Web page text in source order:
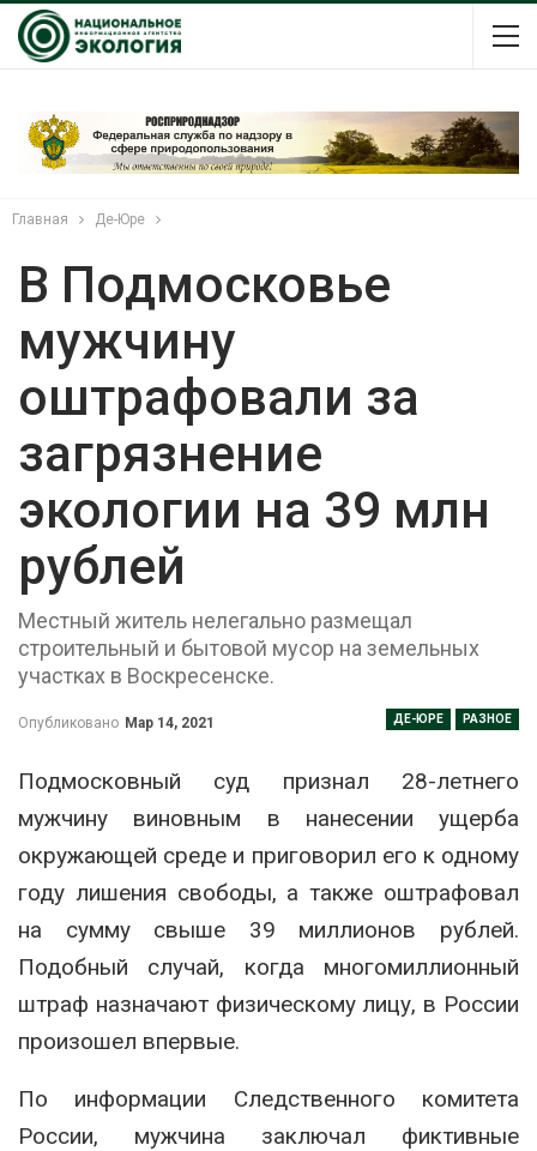
Главная Де-Юре
В Подмосковье
мужчину
оштрафовали за
загрязнение
экологии на 39 млн
рублей
Местный житель нелегально размещал
строительный и бытовой мусор на земельных
участках в Воскресенске.
ДЕ-ЮРЕ РАЗНОЕ
Опубликовано Мар 14, 2021
Подмосковный суд признал 28-летнего
мужчину виновным в нанесении ущерба
окружающей среде и приговорил его к одному
году лишения свободы, а также оштрафовал
на сумму свыше 39 миллионов рублей.
Подобный случай, когда многомиллионный
штраф назначают физическому лицу, в России
произошел впервые.
По информации Следственного комитета
России, мужчина заключал фиктивные